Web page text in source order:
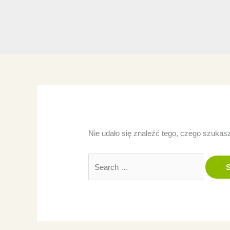
Nie udało się znaleźć tego, czego